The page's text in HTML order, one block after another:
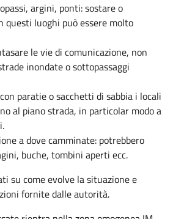
argini, ponti: sostare o
questi luoghi può essere molto
le vie di comunicazione, non
inondate o sottopassaggi
paratie o sacchetti di sabbia i locali
al piano strada, in particolar modo a
a dove camminate: potrebbero
buche, tombini aperti ecc.
su come evolve la situazione e
fornite dalle autorità.